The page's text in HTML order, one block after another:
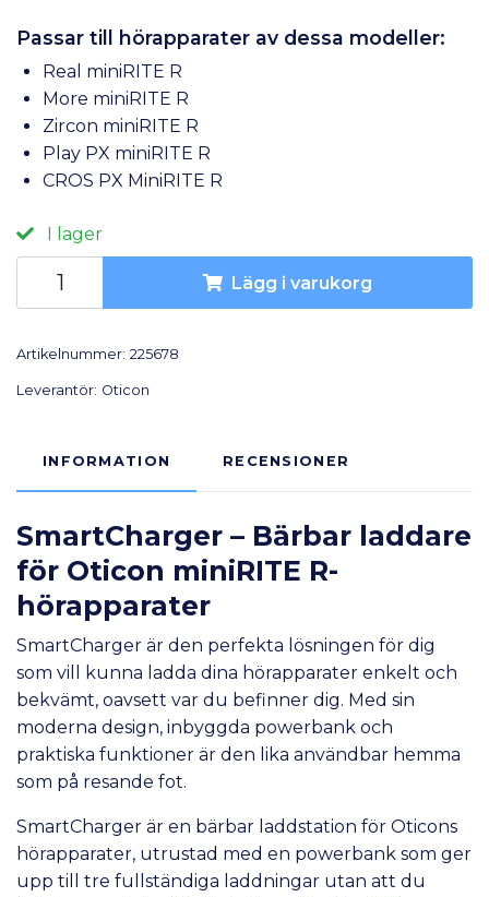
Passar till hörapparater av dessa modeller:
Real miniRITE R
More miniRITE R
Zircon miniRITE R
Play PX miniRITE R
CROS PX MiniRITE R
I lager
Lägg i varukorg
Artikelnummer: 225678
Leverantör: Oticon
INFORMATION RECENSIONER
SmartCharger – Bärbar laddare
för Oticon miniRITE R-
hörapparater
SmartCharger är den perfekta lösningen för dig
som vill kunna ladda dina hörapparater enkelt och
bekvämt, oavsett var du befinner dig. Med sin
moderna design, inbyggda powerbank och
praktiska funktioner är den lika användbar hemma
som på resande fot.
SmartCharger är en bärbar laddstation för Oticons
hörapparater, utrustad med en powerbank som ger
upp till tre fullständiga laddningar utan att du